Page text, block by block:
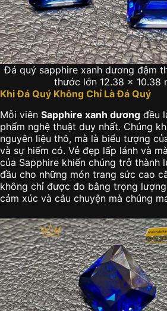
Đá quý sapphire xanh dương đậm
thước lớn 12.38 x 10.38
Khi Đá Quý Không Chỉ Là Đá Quý
Mỗi viên Sapphire xanh dương đều
phẩm nghệ thuật duy nhất. Chúng
nguyên liệu thô, mà là biểu tượng
và sự hiếm có. Vẻ đẹp lấp lánh và
của Sapphire khiến chúng trở thành
đầu cho những món trang sức cao
không chỉ được đo bằng trọng
cảm xúc và câu chuyện mà chúng